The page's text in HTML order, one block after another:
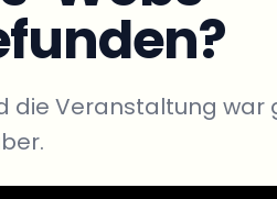
die Veranstaltung